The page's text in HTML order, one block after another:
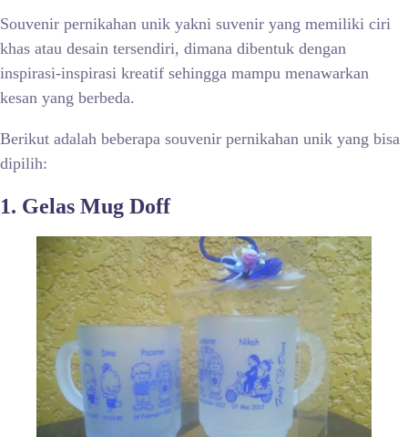
Souvenir pernikahan unik yakni suvenir yang memiliki ciri
khas atau desain tersendiri, dimana dibentuk dengan
inspirasi-inspirasi kreatif sehingga mampu menawarkan
kesan yang berbeda.
Berikut adalah beberapa souvenir pernikahan unik yang bisa
dipilih:
1. Gelas Mug Doff